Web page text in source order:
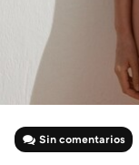
Sin comentarios